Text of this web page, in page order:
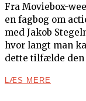
Fra Moviebox-
en fagbog om
med Jakob
hvor langt man
dette tilfælde
LÆS MERE